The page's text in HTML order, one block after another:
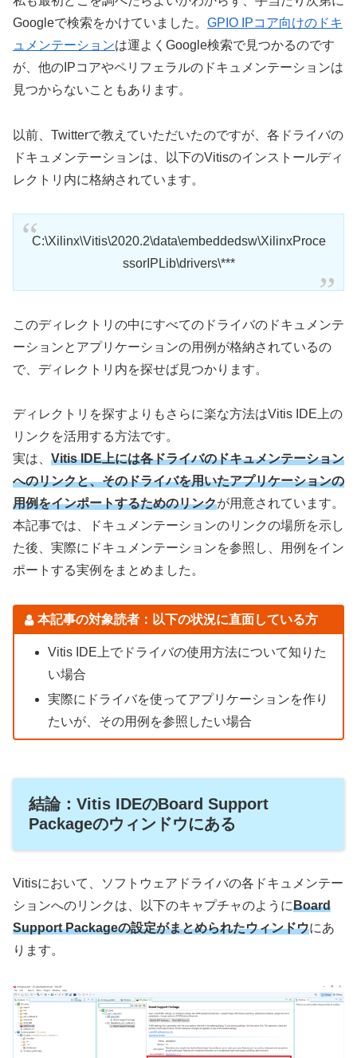
Googleで検索をかけていました。 GPIO IPコア向けのドキ
ュメンテーションは運よくGoogle検索で見つかるのです
が、他のIPコアやペリフェラルのドキュメンテーションは
見つからないこともあります。
以前、Twitterで教えていただいたのですが、各ドライバの
ドキュメンテーションは、以下のVitisのインストールディ
レクトリ内に格納されています。
C:\Xilinx\Vitis\2020.2\data\embeddedsw\XilinxProce
ssorIPLib\drivers\***
このディレクトリの中にすべてのドライバのドキュメンテ
ーションとアプリケーションの用例が格納されているの
で、ディレクトリ内を探せば見つかります。
ディレクトリを探すよりもさらに楽な方法はVitis IDE上の
リンクを活用する方法です。
実は、 Vitis IDE上には各ドライバのドキュメンテーション
へのリンクと、そのドライバを用いたアプリケーションの
用例をインポートするためのリンクが用意されています。
本記事では、ドキュメンテーションのリンクの場所を示し
た後、実際にドキュメンテーションを参照し、用例をイン
ポートする実例をまとめました。
本記事の対象読者：以下の状況に直面している方
Vitis IDE上でドライバの使用方法について知りた
い場合
実際にドライバを使ってアプリケーションを作り
たいが、その用例を参照したい場合
結論：Vitis IDEのBoard Support
Packageのウィンドウにある
Vitisにおいて、ソフトウェアドライバの各ドキュメンテー
ションへのリンクは、以下のキャプチャのようにBoard
Support Packageの設定がまとめられたウィンドウにあ
ります。